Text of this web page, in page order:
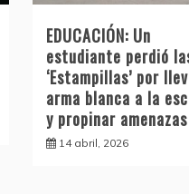
EDUCACIÓN: Un
estudiante perdió
‘Estampillas’ por
arma blanca a la
y propinar amenazas
14 abril, 2026